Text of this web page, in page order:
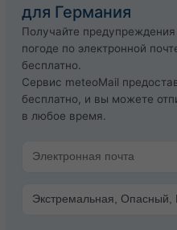
для Германия
Получайте
погоде по электронной
бесплатно.
Сервис meteoMail
бесплатно, и вы можете
в любое время.